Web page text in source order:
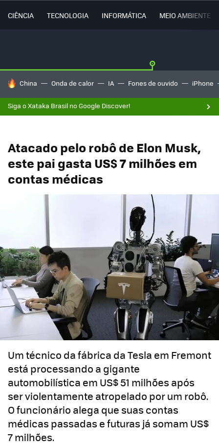
CIÊNCIA TECNOLOGIA INFORMÁTICA MEIO AMBIENTE
TENDÊNCIAS DO DIA
China Onda de calor IA Fones de ouvido iPhone
Siga o Xataka Brasil no Google Discover!
Atacado pelo robô de Elon Musk,
este pai gasta US$ 7 milhões em
contas médicas
Um técnico da fábrica da Tesla em Fremont
está processando a gigante
automobilística em US$ 51 milhões após
ser violentamente atropelado por um robô.
O funcionário alega que suas contas
médicas passadas e futuras já somam US$
7 milhões.